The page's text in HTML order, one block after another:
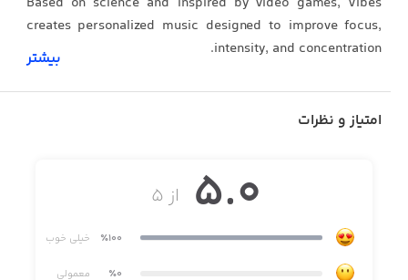
creates personalized music designed to improve focus,
intensity, and concentration.
SMARTER FOCUS MUSIC
background music based on your activity throughout the
day to help you wake up, focus at work, relax, and sleep
deeper.
بیشتر
امتیاز و نظرات
از ۵ 5.0
٪100 خیلی خوب
٪0 معمولی